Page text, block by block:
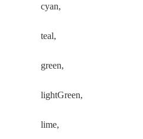
cyan,
teal,
green,
lightGreen,
lime,